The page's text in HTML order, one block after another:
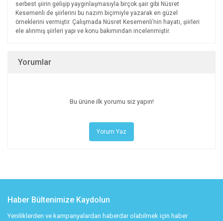
serbest şiirin gelişip yaygınlaşmasıyla birçok şair gibi Nüsret
Kesemenli de şiirlerini bu nazım biçimiyle yazarak en güzel
örneklerini vermiştir. Çalışmada Nüsret Kesemenli’nin hayatı, şiirleri
ele alınmış şiirleri yapı ve konu bakımından incelenmiştir.
Yorumlar
Bu ürüne ilk yorumu siz yapın!
Yorum Yaz
Haber Bültenimize Kaydolun
Yeniliklerden ve kampanyalardan haberdar olabilmek için haber